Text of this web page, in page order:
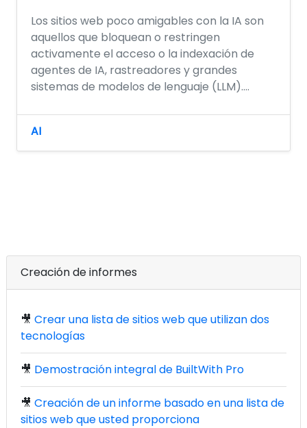
Los sitios web poco amigables con la IA son
aquellos que bloquean o restringen
activamente el acceso o la indexación de
agentes de IA, rastreadores y grandes
sistemas de modelos de lenguaje (LLM)....
AI
Creación de informes
🎥 Crear una lista de sitios web que utilizan dos
tecnologías
🎥 Demostración integral de BuiltWith Pro
🎥 Creación de un informe basado en una lista de
sitios web que usted proporciona